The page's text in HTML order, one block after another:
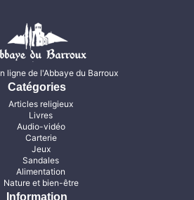
ligne de l'Abbaye du Barroux
Catégories
Articles religieux
Livres
Audio-vidéo
Carterie
Jeux
Sandales
Alimentation
Nature et bien-être
Information